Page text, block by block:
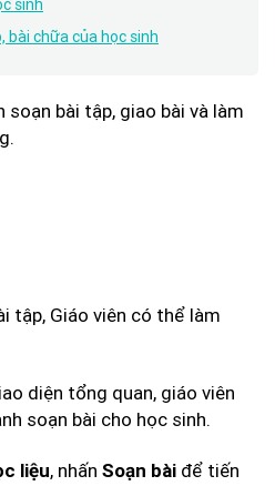
sinh
bài chữa của học sinh
soạn bài tập, giao bài và làm
tập, Giáo viên có thể làm
diện tổng quan, giáo viên
soạn bài cho học sinh.
liệu, nhấn Soạn bài để tiến